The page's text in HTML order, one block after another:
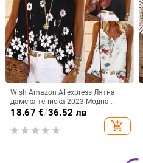
Wish Amazon Aliexpress Лятна
дамска тениска 2023 Модна
модерна щампована потник
Дамска мода Универсална
18.67 €/36.52 лв
add_shopping_cart